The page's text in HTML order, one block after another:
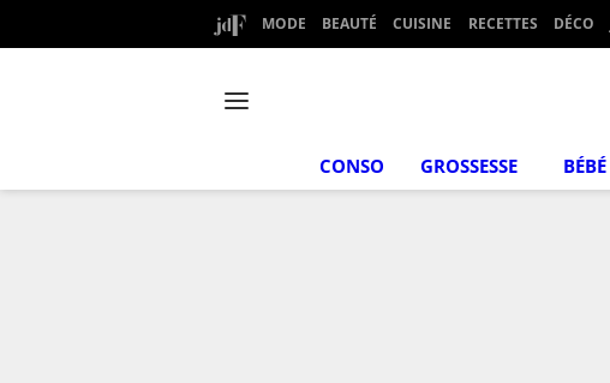
MODE BEAUTÉ CUISINE RECETTES DÉCO
CONSO GROSSESSE BÉBÉ